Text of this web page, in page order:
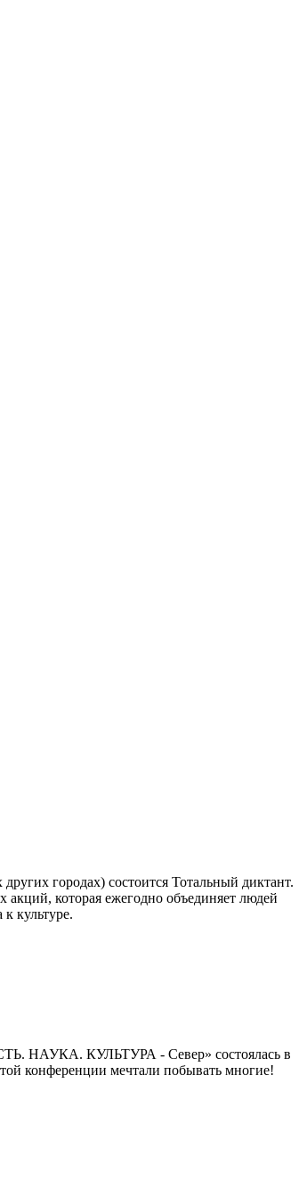
городах) состоится Тотальный диктант.
акций, которая ежегодно объединяет людей
культуре.
НАУКА. КУЛЬТУРА - Север» состоялась в
конференции мечтали побывать многие!